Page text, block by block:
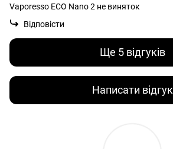
Vaporesso ECO Nano 2 не виняток
Відповісти
Ще 5 відгуків
Написати відгук